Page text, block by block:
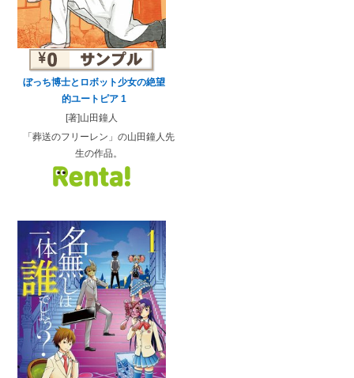
ぼっち博士とロボット少女の絶望
的ユートピア 1
[著]山田鐘人
「葬送のフリーレン」の山田鐘人先
生の作品。